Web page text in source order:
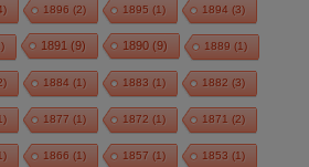
1896 (2) 1895 (1) 1894 (3)
1891 (9) 1890 (9) 1889 (1)
1884 (1) 1883 (1) 1882 (3)
1877 (1) 1872 (1) 1871 (2)
1866 (1) 1857 (1) 1853 (1)